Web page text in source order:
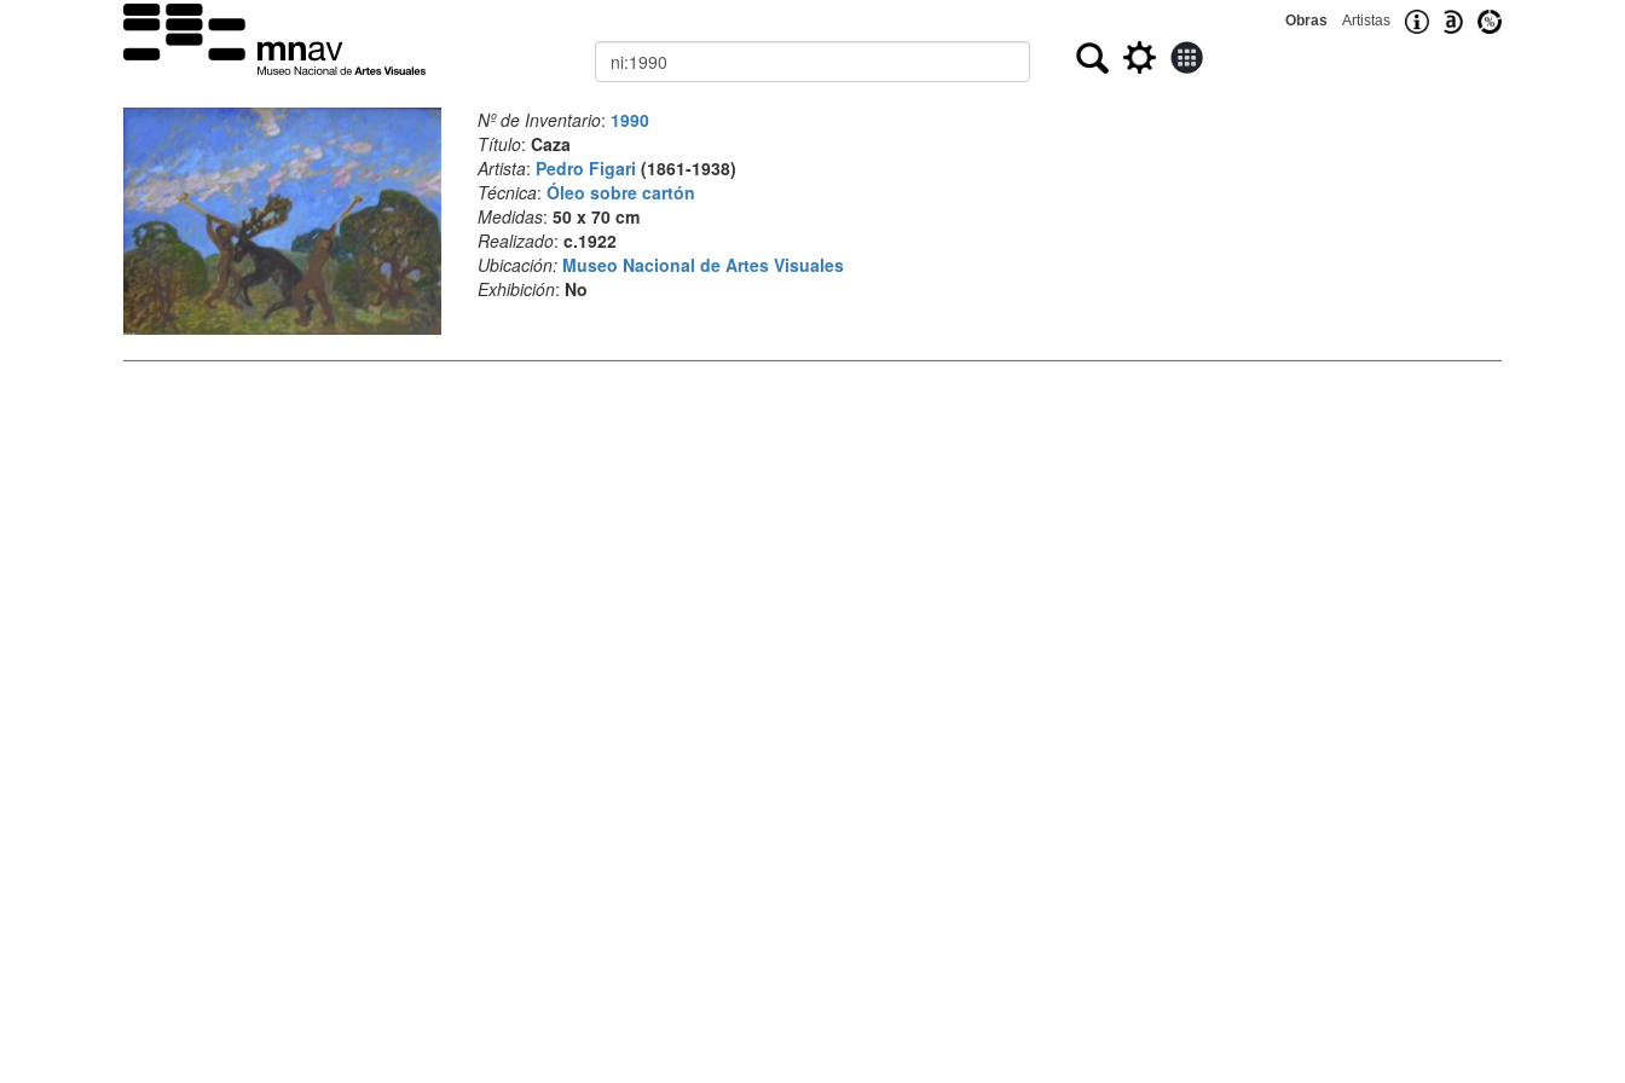
Obras Artistas
Buscar
Nº de Inventario: 1990
Título: Caza
Artista: Pedro Figari (1861-1938)
Técnica: Óleo sobre cartón
Medidas: 50 x 70 cm
Realizado: c.1922
Ubicación: Museo Nacional de Artes Visuales
Exhibición: No